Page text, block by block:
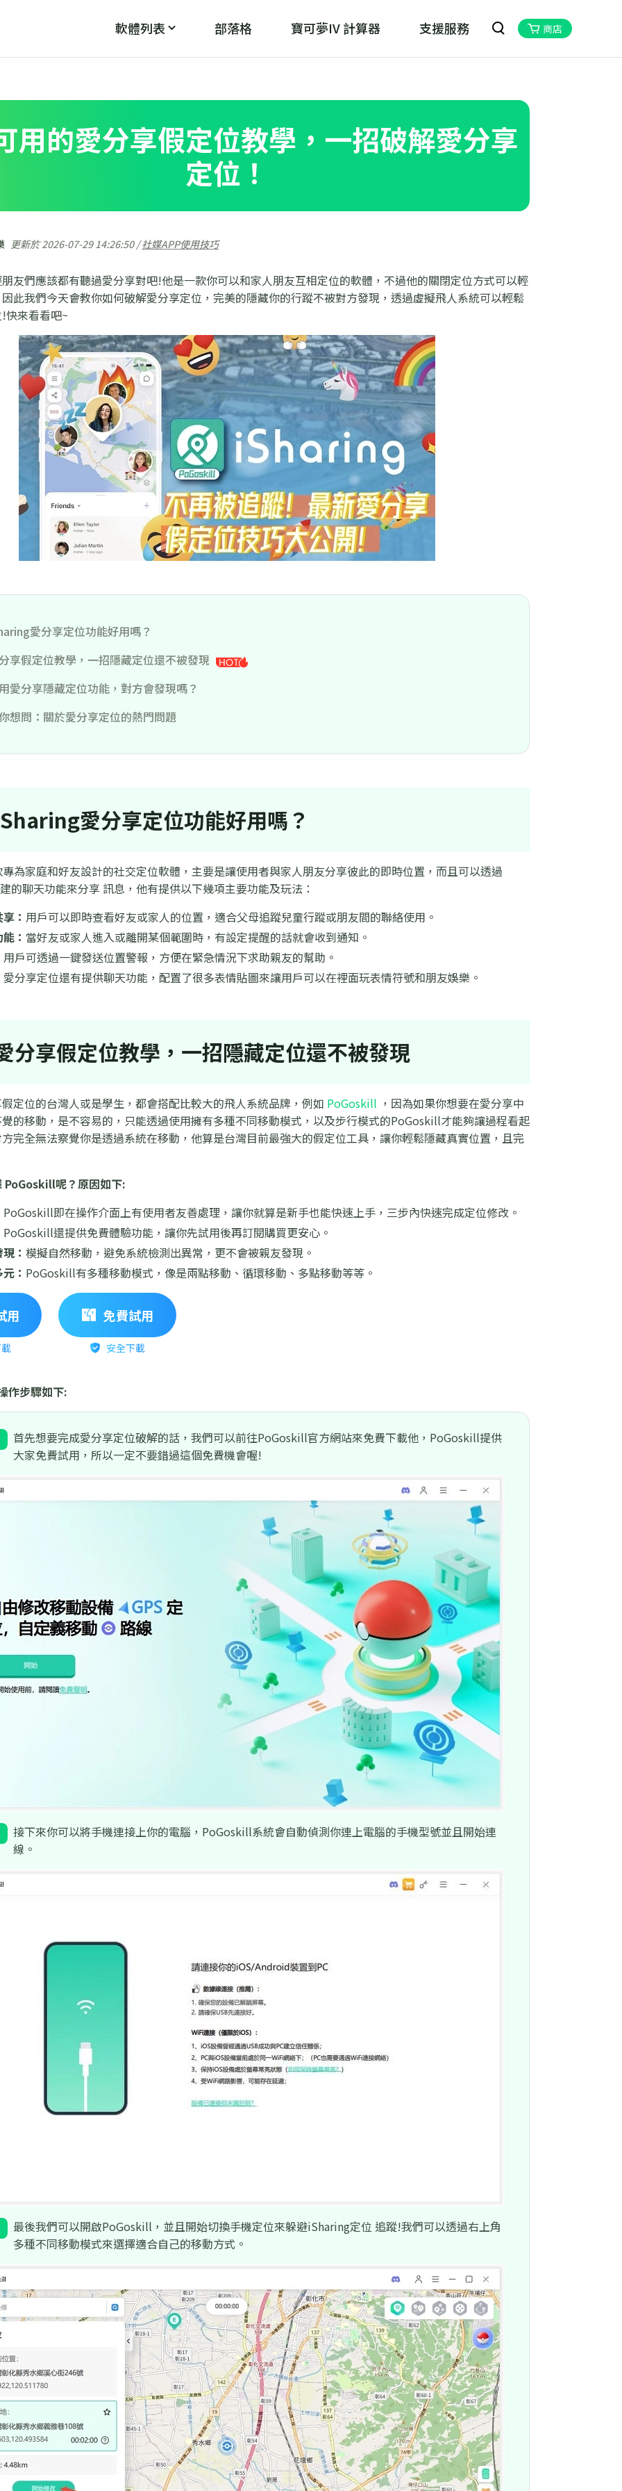
軟體列表
破解「無法偵測目前位置12」 魔物獵人Now的最佳夥伴
部落格 寶可夢IV 計算器 支援服務 商店
用的愛分享假定位教學，一招破解愛分享
定位！
更新於 2026-07-29 14:26:50 /社媒APP使用技巧
友們應該都有聽過愛分享對吧!他是一款你可以和家人朋友互相定位的軟體，不過他的關閉定位方式可以輕
此我們今天會教你如何破解愛分享定位，完美的隱藏你的行蹤不被對方發現，透過虛擬飛人系統可以輕鬆
快來看看吧~
愛分享定位功能好用嗎？
享假定位教學，一招隱藏定位還不被發現
愛分享隱藏定位功能，對方會發現嗎？
想問：關於愛分享定位的熱門問題
愛分享定位功能好用嗎？
為家庭和好友設計的社交定位軟體，主要是讓使用者與家人朋友分享彼此的即時位置，而且可以透過
的聊天功能來分享 訊息，他有提供以下幾項主要功能及玩法：
： 用戶可以即時查看好友或家人的位置，適合父母追蹤兒童行蹤或朋友間的聯絡使用。
： 當好友或家人進入或離開某個範圍時，有設定提醒的話就會收到通知。
用戶可透過一鍵發送位置警報，方便在緊急情況下求助親友的幫助。
愛分享定位還有提供聊天功能，配置了很多表情貼圖來讓用戶可以在裡面玩表情符號和朋友娛樂。
分享假定位教學，一招隱藏定位還不被發現
定位的台灣人或是學生，都會搭配比較大的飛人系統品牌，例如 PoGoskill ，因為如果你想要在愛分享中
的移動，是不容易的，只能透過使用擁有多種不同移動模式，以及步行模式的PoGoskill才能夠讓過程看起
完全無法察覺你是透過系統在移動，他算是台灣目前最強大的假定位工具，讓你輕鬆隱藏真實位置，且完
PoGoskill呢？原因如下:
PoGoskill即在操作介面上有使用者友善處理，讓你就算是新手也能快速上手，三步內快速完成定位修改。
PoGoskill還提供免費體驗功能，讓你先試用後再訂閱購買更安心。
： 模擬自然移動，避免系統檢測出異常，更不會被親友發現。
： PoGoskill有多種移動模式，像是兩點移動、循環移動、多點移動等等。
用 免費試用
安全下載
作步驟如下:
首先想要完成愛分享定位破解的話，我們可以前往PoGoskill官方網站來免費下載他，PoGoskill提供
大家免費試用，所以一定不要錯過這個免費機會喔!
接下來你可以將手機連接上你的電腦，PoGoskill系統會自動偵測你連上電腦的手機型號並且開始連
線。
最後我們可以開啟PoGoskill，並且開始切換手機定位來躲避iSharing定位 追蹤!我們可以透過右上角
多種不同移動模式來選擇適合自己的移動方式。